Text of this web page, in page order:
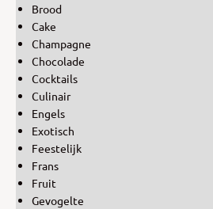
Brood
Cake
Champagne
Chocolade
Cocktails
Culinair
Engels
Exotisch
Feestelijk
Frans
Fruit
Gevogelte